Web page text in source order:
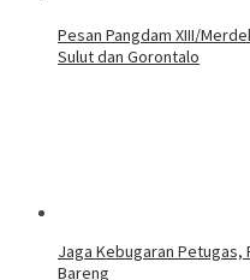
Pesan Pangdam XIII/
Sulut dan Gorontalo
Jaga Kebugaran Petugas,
Bareng